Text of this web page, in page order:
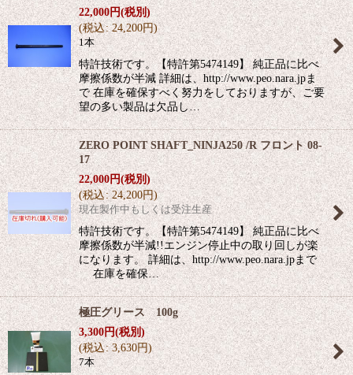
22,000円(税別)
(税込: 24,200円)
1本
特許技術です。【特許第5474149】 純正品に比べ
摩擦係数が半減 詳細は、http://www.peo.nara.jpま
で 在庫を確保すべく努力をしておりますが、ご要
望の多い製品は欠品し…
ZERO POINT SHAFT_NINJA250 /R フロント 08-
17
22,000円(税別)
(税込: 24,200円)
現在製作中もしくは受注生産
特許技術です。【特許第5474149】 純正品に比べ
摩擦係数が半減!!エンジン停止中の取り回しが楽
になります。 詳細は、http://www.peo.nara.jpまで
在庫を確保…
極圧グリース 100g
3,300円(税別)
(税込: 3,630円)
7本